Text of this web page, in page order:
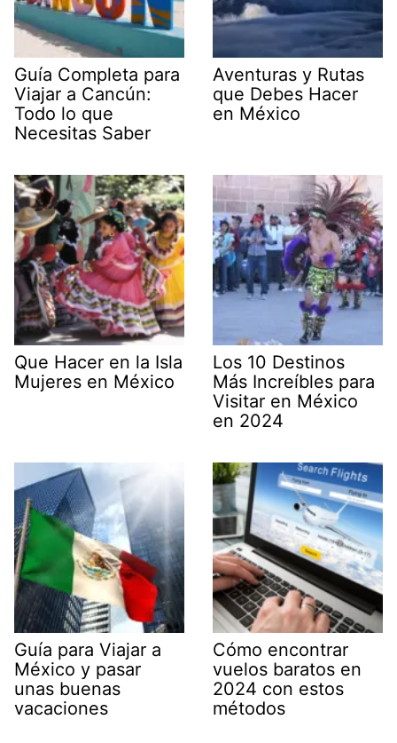
Guía Completa para
Viajar a Cancún:
Todo lo que
Necesitas Saber
Aventuras y Rutas
que Debes Hacer
en México
Que Hacer en la Isla
Mujeres en México
Los 10 Destinos
Más Increíbles para
Visitar en México
en 2024
Guía para Viajar a
México y pasar
unas buenas
vacaciones
Cómo encontrar
vuelos baratos en
2024 con estos
métodos